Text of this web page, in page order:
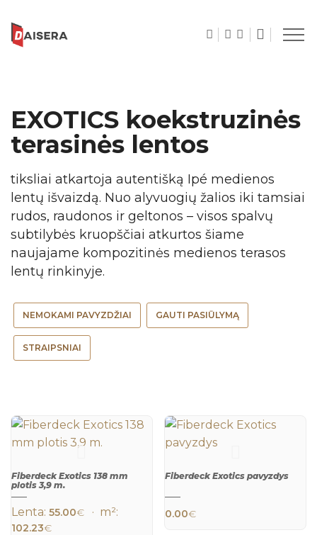
EXOTICS koekstruzinės
terasinės lentos
tiksliai atkartoja autentišką Ipé medienos
lentų išvaizdą. Nuo alyvuogių žalios iki tamsiai
rudos, raudonos ir geltonos – visos spalvų
subtilybės kruopščiai atkurtos šiame
naujajame kompozitinės medienos terasos
lentų rinkinyje.
NEMOKAMI PAVYZDŽIAI GAUTI PASIŪLYMĄ
STRAIPSNIAI
QUICK
Fiberdeck Exotics 138 mm
plotis 3,9 m.
Lenta: 55.00€ · m²:
102.23€
Fiberdeck Exotics pavyzdys
0.00€